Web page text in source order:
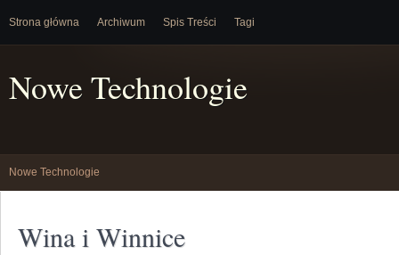
Strona główna Archiwum Spis Treści Tagi
Nowe Technologie
Nowe Technologie
Wina i Winnice